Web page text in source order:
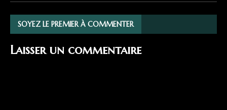
SOYEZ LE PREMIER À COMMENTER
Laisser un commentaire